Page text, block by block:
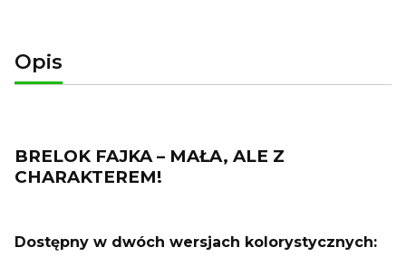
Opis
BRELOK FAJKA – MAŁA, ALE Z
CHARAKTEREM!
Dostępny w dwóch wersjach kolorystycznych: